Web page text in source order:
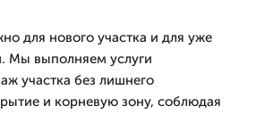
для нового участка и для уже
Мы выполняем услуги
участка без лишнего
и корневую зону, соблюдая